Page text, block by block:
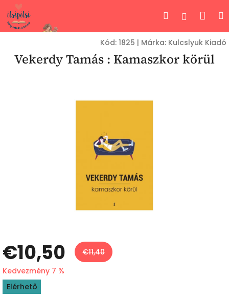
Ugrás
fő
tartalomhoz
Keresés
Kód: 1825 | Márka: Kulcslyuk Kiadó
Vekerdy Tamás : Kamaszkor körül
€10,50
€11,40
Kedvezmény 7 %
Egységár:
Elérhető